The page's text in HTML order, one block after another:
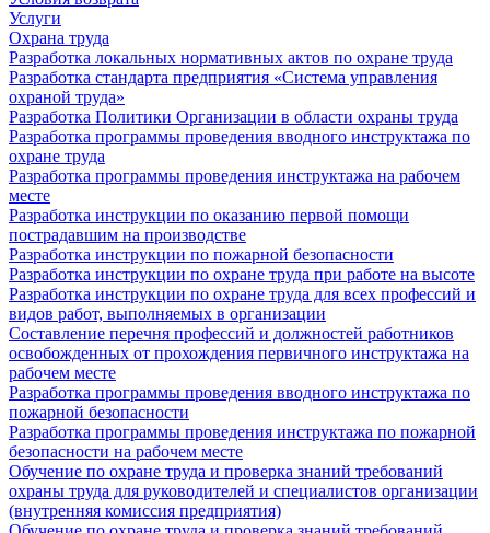
Услуги
Охрана труда
Разработка локальных нормативных актов по охране труда
Разработка стандарта предприятия «Система управления
охраной труда»
Разработка Политики Организации в области охраны труда
Разработка программы проведения вводного инструктажа по
охране труда
Разработка программы проведения инструктажа на рабочем
месте
Разработка инструкции по оказанию первой помощи
пострадавшим на производстве
Разработка инструкции по пожарной безопасности
Разработка инструкции по охране труда при работе на высоте
Разработка инструкции по охране труда для всех профессий и
видов работ, выполняемых в организации
Составление перечня профессий и должностей работников
освобожденных от прохождения первичного инструктажа на
рабочем месте
Разработка программы проведения вводного инструктажа по
пожарной безопасности
Разработка программы проведения инструктажа по пожарной
безопасности на рабочем месте
Обучение по охране труда и проверка знаний требований
охраны труда для руководителей и специалистов организации
(внутренняя комиссия предприятия)